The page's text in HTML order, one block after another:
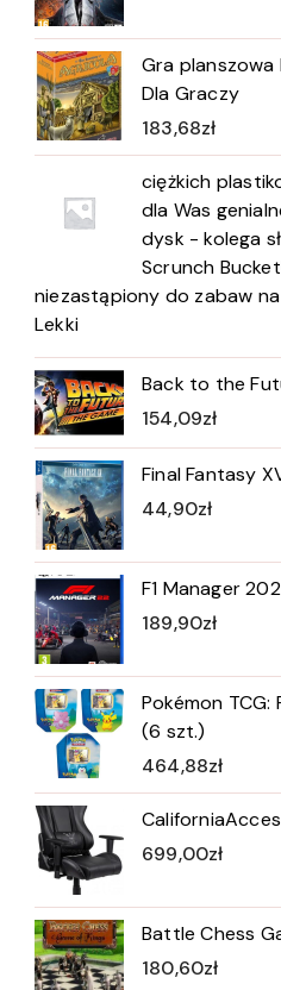
Gra
Dla Graczy
183,68zł
ciężkich
dla Was
dysk - kolega
Scrunch
niezastąpiony do zabaw
Lekki
Back to the
154,09zł
Final Fantasy
44,90zł
F1 Manager
189,90zł
Pokémon TCG:
(6 szt.)
464,88zł
699,00zł
Battle Chess
180,60zł